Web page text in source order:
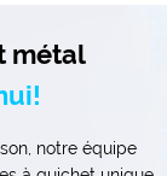
métal
notre équipe